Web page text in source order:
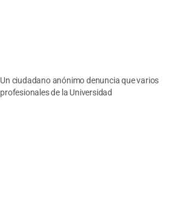
Un ciudadano anónimo denuncia que varios
profesionales de la Universidad